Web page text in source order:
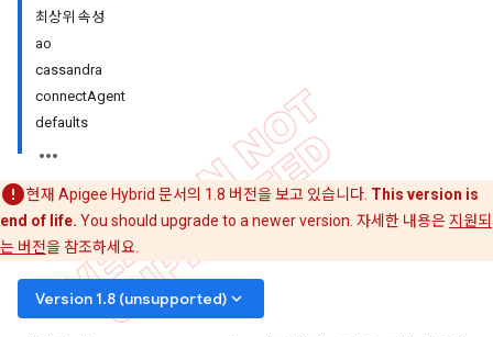
최상위 속성
ao
cassandra
connectAgent
defaults
현재 Apigee Hybrid 문서의 1.8 버전을 보고 있습니다. This version is
end of life. You should upgrade to a newer version. 자세한 내용은지원되
는 버전을 참조하세요.
Version 1.8 (unsupported) keyboard_arrow_down